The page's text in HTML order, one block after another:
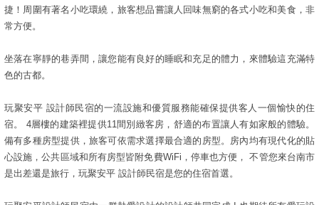
捷！周圍有著名小吃環繞，旅客想品嘗讓人回味無窮的各式小吃和美食，非
常方便。
坐落在寧靜的巷弄間，讓您能有良好的睡眠和充足的體力，來體驗這充滿特
色的古都。
玩聚安平 設計師民宿的一流設施和優質服務能確保提供客人一個愉快的住
宿。 4層樓的建築裡提供11間別緻客房，舒適的布置讓人有如家般的體驗。
備有多種房型提供，旅客可依需求選擇最合適的房型。房內均有現代化的貼
心設施，公共區域和所有房型皆附免費WiFi，停車也方便， 不管您來台南市
是出差還是旅行，玩聚安平 設計師民宿是您的住宿首選。